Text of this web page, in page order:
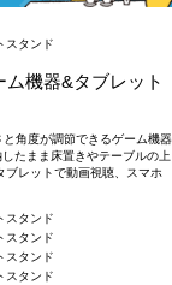
機器&タブレット
角度が調節できるゲーム機器
たまま床置きやテーブルの上
ブレットで動画視聴、スマホ